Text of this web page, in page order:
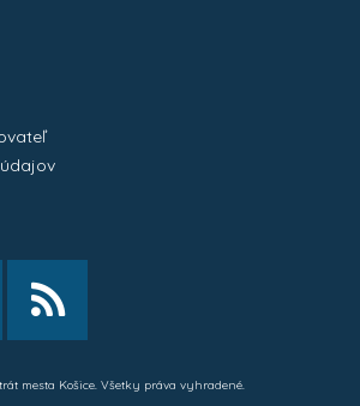
mesta Košice. Všetky práva vyhradené.